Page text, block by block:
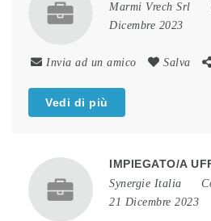
Marmi Vrech Srl
Dicembre 2023
Invia ad un amico Salva
Vedi di più
IMPIEGATO/A
Synergie Italia
21 Dicembre 2023